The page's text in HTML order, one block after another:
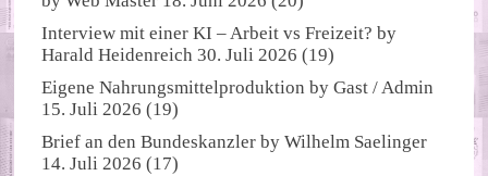
Interview mit einer KI – Arbeit vs Freizeit? by
Harald Heidenreich 30. Juli 2026 (19)
Eigene Nahrungsmittelproduktion byGast / Admin
15. Juli 2026 (19)
Brief an den Bundeskanzler byWilhelm Saelinger
14. Juli 2026 (17)